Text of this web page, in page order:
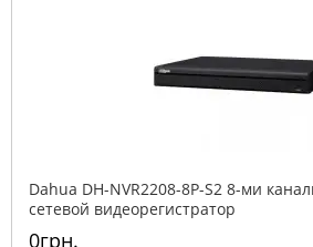
Dahua DH-NVR2208-8P-S2 8-ми
сетевой видеорегистратор
0грн.